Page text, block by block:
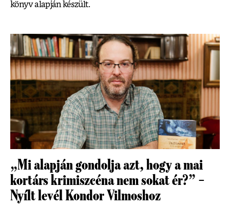
könyv alapján készült.
„Mi alapján gondolja azt, hogy a mai
kortárs krimiszcéna nem sokat ér?” –
Nyílt levél Kondor Vilmoshoz